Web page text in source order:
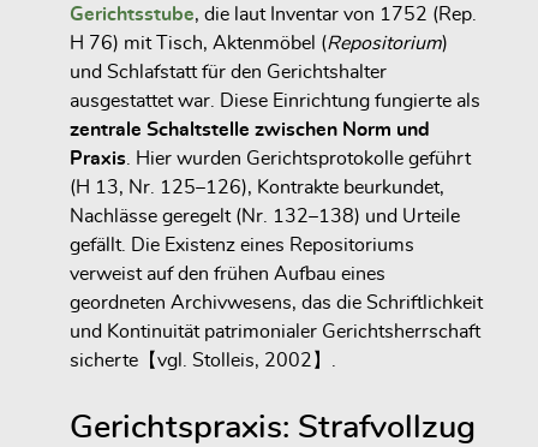
Gerichtsstube, die laut Inventar von 1752 (Rep.
H 76) mit Tisch, Aktenmöbel (Repositorium)
und Schlafstatt für den Gerichtshalter
ausgestattet war. Diese Einrichtung fungierte als
zentrale Schaltstelle zwischen Norm und
Praxis. Hier wurden Gerichtsprotokolle geführt
(H 13, Nr. 125–126), Kontrakte beurkundet,
Nachlässe geregelt (Nr. 132–138) und Urteile
gefällt. Die Existenz eines Repositoriums
verweist auf den frühen Aufbau eines
geordneten Archivwesens, das die Schriftlichkeit
und Kontinuität patrimonialer Gerichtsherrschaft
sicherte【vgl. Stolleis, 2002】.
Gerichtspraxis: Strafvollzug